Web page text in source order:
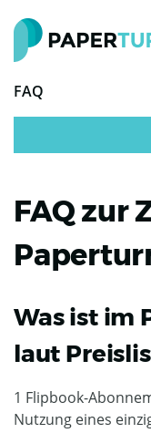
FAQ
FAQ zur
Was ist im
laut
1 Flipbook-
Nutzung eines